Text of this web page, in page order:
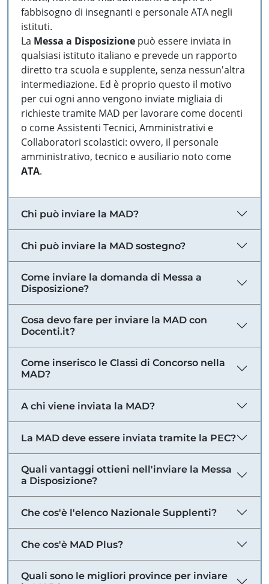
fabbisogno di insegnanti e personale ATA negli
istituti.
La Messa a Disposizione può essere inviata in
qualsiasi istituto italiano e prevede un rapporto
diretto tra scuola e supplente, senza nessun'altra
intermediazione. Ed è proprio questo il motivo
per cui ogni anno vengono inviate migliaia di
richieste tramite MAD per lavorare come docenti
o come Assistenti Tecnici, Amministrativi e
Collaboratori scolastici: ovvero, il personale
amministrativo, tecnico e ausiliario noto come
ATA.
Chi può inviare la MAD?
Chi può inviare la MAD sostegno?
Come inviare la domanda di Messa a
Disposizione?
Cosa devo fare per inviare la MAD con
Docenti.it?
Come inserisco le Classi di Concorso nella
MAD?
A chi viene inviata la MAD?
La MAD deve essere inviata tramite la PEC?
Quali vantaggi ottieni nell'inviare la Messa
a Disposizione?
Che cos'è l'elenco Nazionale Supplenti?
Che cos'è MAD Plus?
Quali sono le migliori province per inviare